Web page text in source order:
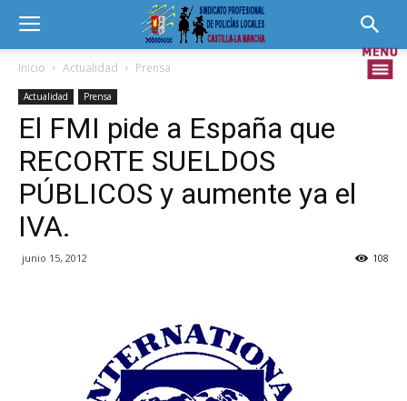
Inicio Actualidad Prensa
Actualidad Prensa
El FMI pide a España que
RECORTE SUELDOS
PÚBLICOS y aumente ya el
IVA.
junio 15, 2012 108